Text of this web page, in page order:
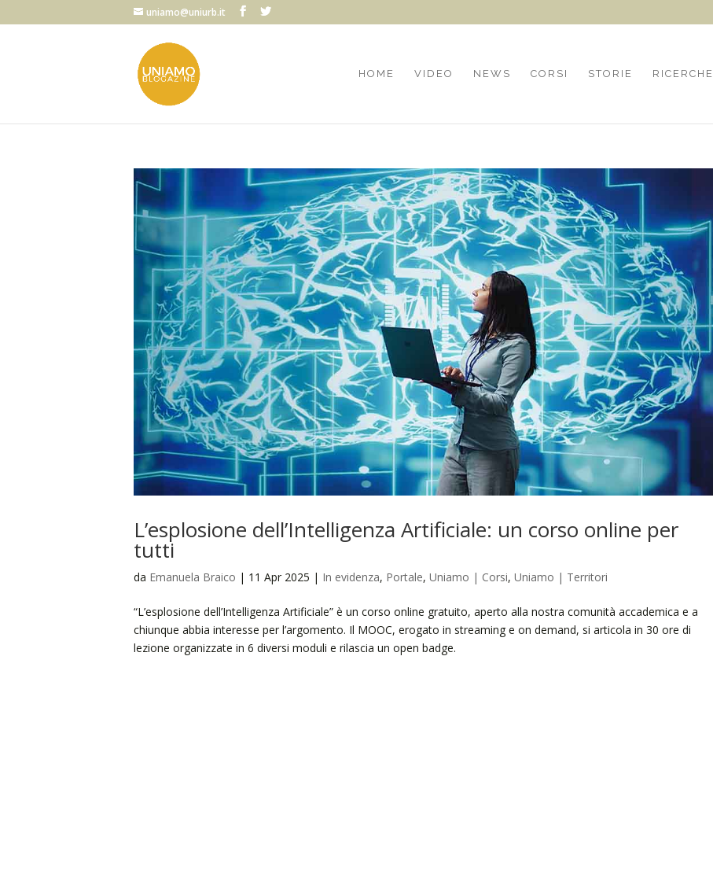
uniamo@uniurb.it
HOME VIDEO NEWS CORSI STORIE RICERCHE
L’esplosione dell’Intelligenza Artificiale: un corso online per
tutti
da Emanuela Braico | 11 Apr 2025 | In evidenza, Portale, Uniamo | Corsi, Uniamo | Territori
“L’esplosione dell’Intelligenza Artificiale” è un corso online gratuito, aperto alla nostra comunità accademica e a
chiunque abbia interesse per l’argomento. Il MOOC, erogato in streaming e on demand, si articola in 30 ore di
lezione organizzate in 6 diversi moduli e rilascia un open badge.